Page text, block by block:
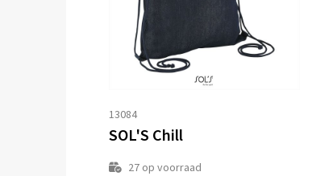
13084
SOL'S Chill
27op voorraad